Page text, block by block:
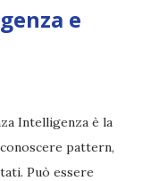
e
Intelligenza è la
pattern,
Può essere